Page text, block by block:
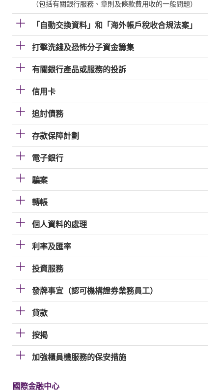
（包括有關銀行服務、章則及條款費用收的一般問題）
「自動交換資料」和「海外帳戶稅收合規法案」
打擊洗錢及恐怖分子資金籌集
有關銀行產品或服務的投訴
信用卡
追討債務
存款保障計劃
電子銀行
騙案
轉帳
個人資料的處理
利率及匯率
投資服務
發牌事宜（認可機構證券業務員工）
貸款
按揭
加強櫃員機服務的保安措施
國際金融中心